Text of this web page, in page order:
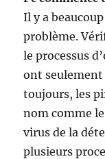
Il y a
problème.
le processus
ont seulement
toujours, les
nom comme
virus de la
plusieurs